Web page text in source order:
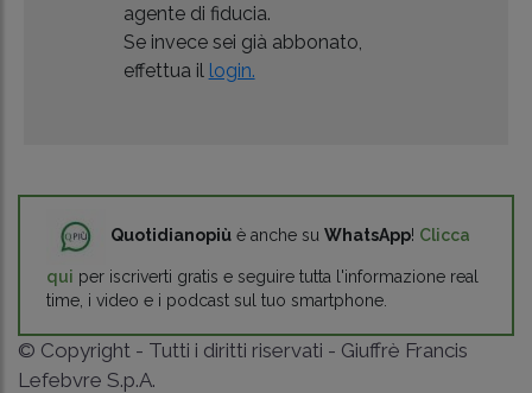
agente di fiducia.
Se invece sei già abbonato,
effettua il login.
Quotidianopiù è anche su WhatsApp! Clicca
qui per iscriverti gratis e seguire tutta l'informazione real
time, i video e i podcast sul tuo smartphone.
© Copyright - Tutti i diritti riservati - Giuffrè Francis
Lefebvre S.p.A.